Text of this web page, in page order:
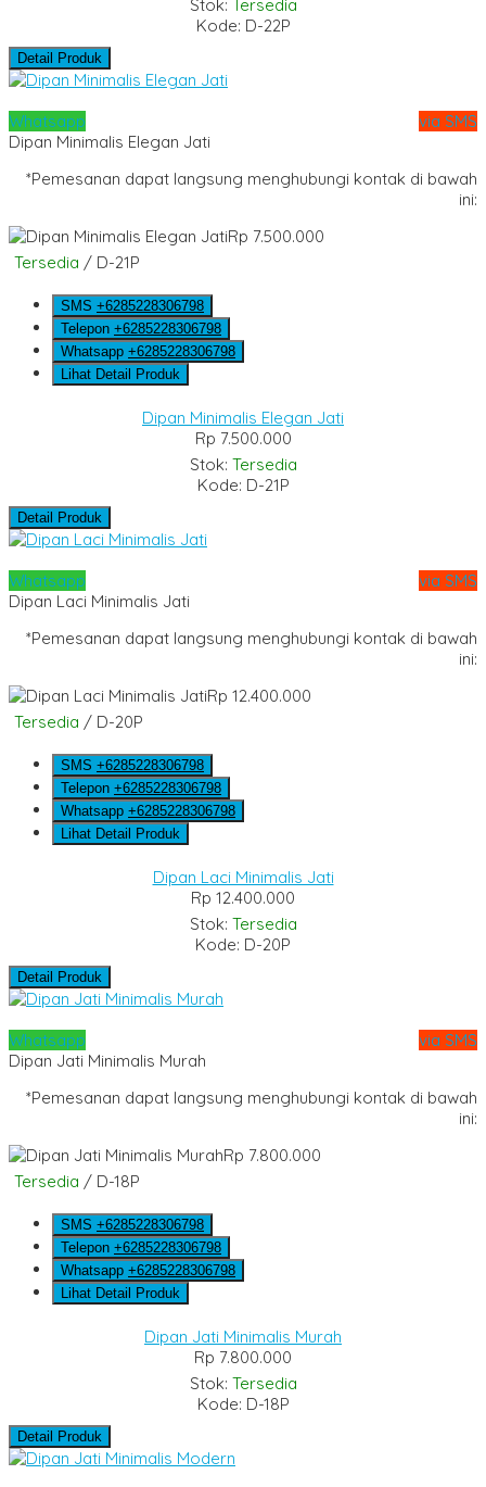
Stok: Tersedia
Kode: D-22P
Detail Produk
Whatsapp
via SMS
Dipan Minimalis Elegan Jati
*Pemesanan dapat langsung menghubungi kontak di bawah
ini:
Rp 7.500.000
Tersedia / D-21P
SMS +6285228306798
Telepon +6285228306798
Whatsapp +6285228306798
Lihat Detail Produk
Dipan Minimalis Elegan Jati
Rp 7.500.000
Stok: Tersedia
Kode: D-21P
Detail Produk
Whatsapp
via SMS
Dipan Laci Minimalis Jati
*Pemesanan dapat langsung menghubungi kontak di bawah
ini:
Rp 12.400.000
Tersedia / D-20P
SMS +6285228306798
Telepon +6285228306798
Whatsapp +6285228306798
Lihat Detail Produk
Dipan Laci Minimalis Jati
Rp 12.400.000
Stok: Tersedia
Kode: D-20P
Detail Produk
Whatsapp
via SMS
Dipan Jati Minimalis Murah
*Pemesanan dapat langsung menghubungi kontak di bawah
ini:
Rp 7.800.000
Tersedia / D-18P
SMS +6285228306798
Telepon +6285228306798
Whatsapp +6285228306798
Lihat Detail Produk
Dipan Jati Minimalis Murah
Rp 7.800.000
Stok: Tersedia
Kode: D-18P
Detail Produk